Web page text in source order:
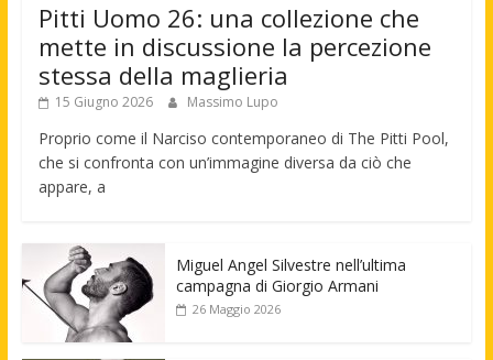
Pitti Uomo 26: una collezione che
mette in discussione la percezione
stessa della maglieria
15 Giugno 2026 Massimo Lupo
Proprio come il Narciso contemporaneo di The Pitti Pool,
che si confronta con un’immagine diversa da ciò che
appare, a
Miguel Angel Silvestre nell’ultima
campagna di Giorgio Armani
26 Maggio 2026